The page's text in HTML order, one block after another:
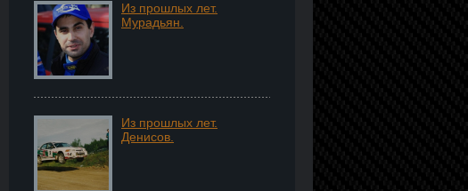
Из прошлых лет.
Мурадьян.
Из прошлых лет.
Денисов.